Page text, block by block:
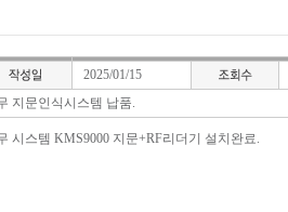
2025/01/15
지문인식시스템 납품.
시스템 KMS9000 지문+RF리더기 설치완료.